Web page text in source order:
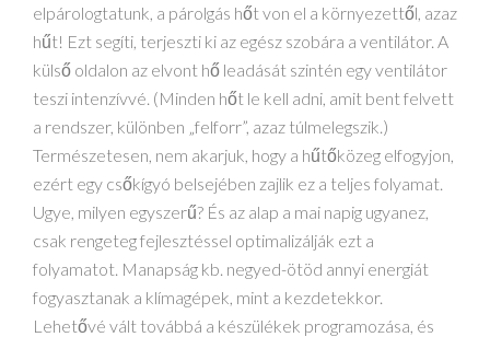
elpárologtatunk, a párolgás hőt von el a környezettől, azaz
hűt! Ezt segíti, terjeszti ki az egész szobára a ventilátor. A
külső oldalon az elvont hő leadását szintén egy ventilátor
teszi intenzívvé. (Minden hőt le kell adni, amit bent felvett
a rendszer, különben „felforr”, azaz túlmelegszik.)
Természetesen, nem akarjuk, hogy a hűtőközeg elfogyjon,
ezért egy csőkígyó belsejében zajlik ez a teljes folyamat.
Ugye, milyen egyszerű? És az alap a mai napig ugyanez,
csak rengeteg fejlesztéssel optimalizálják ezt a
folyamatot. Manapság kb. negyed-ötöd annyi energiát
fogyasztanak a klímagépek, mint a kezdetekkor.
Lehetővé vált továbbá a készülékek programozása, és